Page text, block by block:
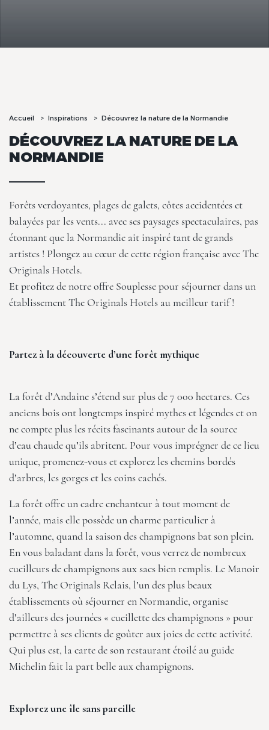
Accueil Inspirations Découvrez la nature de la Normandie
DÉCOUVREZ LA NATURE DE LA
NORMANDIE
Forêts verdoyantes, plages de galets, côtes accidentées et
balayées par les vents... avec ses paysages spectaculaires, pas
étonnant que la Normandie ait inspiré tant de grands
artistes ! Plongez au cœur de cette région française avec The
Originals Hotels.
Et profitez de notreoffre Souplessepour séjourner dans un
établissementThe Originals Hotels au meilleur tarif !
Partez à la découverte d’une forêt mythique
La forêt d’Andaine s’étend sur plus de 7 000 hectares. Ces
anciens bois ont longtemps inspiré mythes et légendes et on
ne compte plus les récits fascinants autour de la source
d’eau chaude qu’ils abritent. Pour vous imprégner de ce lieu
unique, promenez-vous et explorez les chemins bordés
d’arbres, les gorges et les coins cachés.
La forêt offre un cadre enchanteur à tout moment de
l’année, mais elle possède un charme particulier à
l’automne, quand la saison des champignons bat son plein.
En vous baladant dans la forêt, vous verrez de nombreux
cueilleurs de champignons aux sacs bien remplis. Le Manoir
du Lys, The Originals Relais, l’un des plus beaux
établissements où séjourner en Normandie, organise
d’ailleurs des journées « cueillette des champignons » pour
permettre à ses clients de goûter aux joies de cette activité.
Qui plus est, la carte de son restaurant étoilé au guide
Michelin fait la part belle aux champignons.
Explorez une île sans pareille